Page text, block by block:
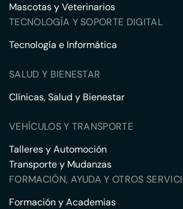
Mascotas y Veterinarios
TECNOLOGÍA Y SOPORTE DIGITAL
Tecnología e Informática
SALUD Y BIENESTAR
Clínicas, Salud y Bienestar
VEHÍCULOS Y TRANSPORTE
Talleres y Automoción
Transporte y Mudanzas
FORMACIÓN, AYUDA Y OTROS
Formación y Academias